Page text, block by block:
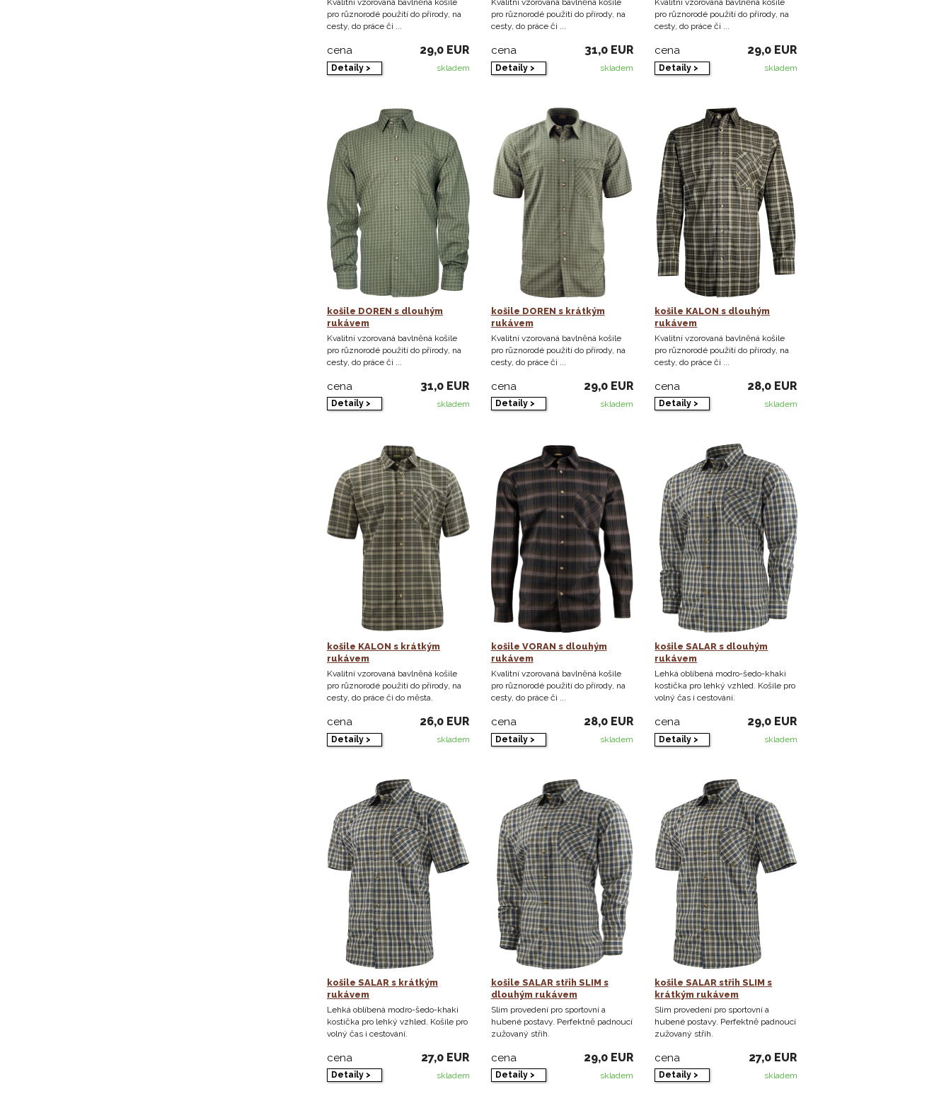
Kvalitní vzorovaná bavlněná košile
pro různorodé použití do přírody, na
cesty, do práce či ...
cena 29,0 EUR
Detaily > skladem
Kvalitní vzorovaná bavlněná košile
pro různorodé použití do přírody, na
cesty, do práce či ...
cena 31,0 EUR
Detaily > skladem
Kvalitní vzorovaná bavlněná košile
pro různorodé použití do přírody, na
cesty, do práce či ...
cena 29,0 EUR
Detaily > skladem
košile DOREN s dlouhým
rukávem
Kvalitní vzorovaná bavlněná košile
pro různorodé použití do přírody, na
cesty, do práce či ...
cena 31,0 EUR
Detaily > skladem
košile DOREN s krátkým
rukávem
Kvalitní vzorovaná bavlněná košile
pro různorodé použití do přírody, na
cesty, do práce či ...
cena 29,0 EUR
Detaily > skladem
košile KALON s dlouhým
rukávem
Kvalitní vzorovaná bavlněná košile
pro různorodé použití do přírody, na
cesty, do práce či ...
cena 28,0 EUR
Detaily > skladem
košile KALON s krátkým
rukávem
Kvalitní vzorovaná bavlněná košile
pro různorodé použití do přírody, na
cesty, do práce či do města.
cena 26,0 EUR
Detaily > skladem
košile VORAN s dlouhým
rukávem
Kvalitní vzorovaná bavlněná košile
pro různorodé použití do přírody, na
cesty, do práce či ...
cena 28,0 EUR
Detaily > skladem
košile SALAR s dlouhým
rukávem
Lehká oblíbená modro-šedo-khaki
kostička pro lehký vzhled. Košile pro
volný čas i cestování.
cena 29,0 EUR
Detaily > skladem
košile SALAR s krátkým
rukávem
Lehká oblíbená modro-šedo-khaki
kostička pro lehký vzhled. Košile pro
volný čas i cestování.
cena 27,0 EUR
Detaily > skladem
košile SALAR střih SLIM s
dlouhým rukávem
Slim provedení pro sportovní a
hubené postavy. Perfektně padnoucí
zužovaný střih.
cena 29,0 EUR
Detaily > skladem
košile SALAR střih SLIM s
krátkým rukávem
Slim provedení pro sportovní a
hubené postavy. Perfektně padnoucí
zužovaný střih.
cena 27,0 EUR
Detaily > skladem